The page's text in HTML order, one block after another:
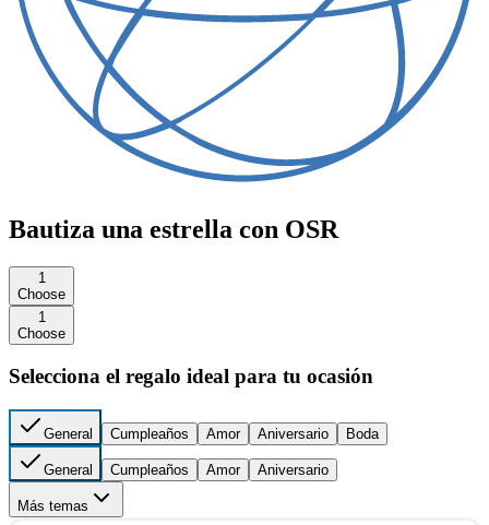
Bautiza una estrella con OSR
1
Choose
1
Choose
Selecciona el regalo ideal para tu ocasión
General Cumpleaños Amor Aniversario Boda
General Cumpleaños Amor Aniversario
Más temas